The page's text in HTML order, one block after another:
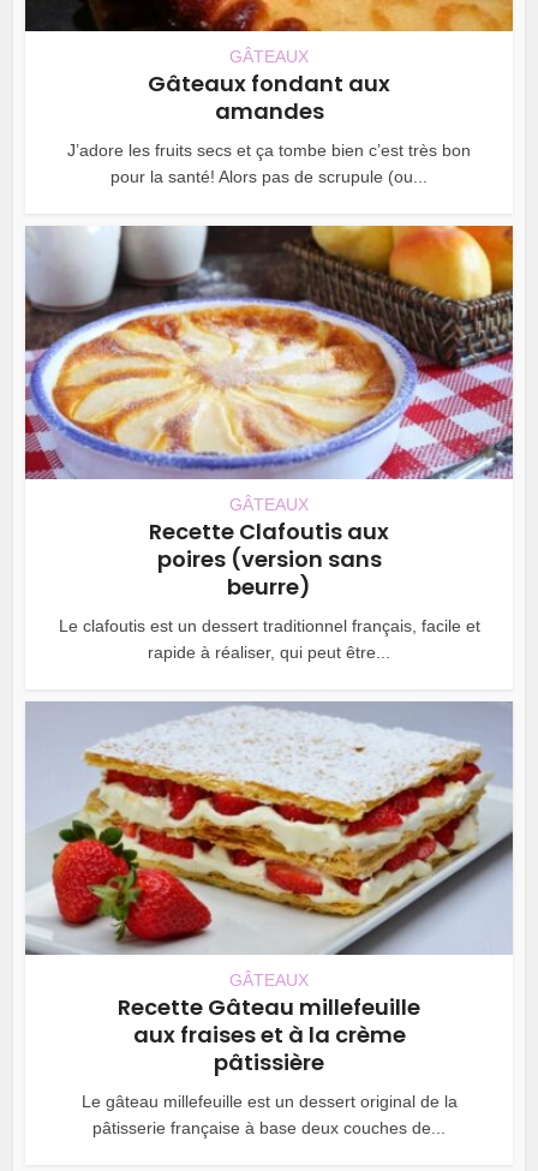
GÂTEAUX
Gâteaux fondant aux
amandes
J’adore les fruits secs et ça tombe bien c’est très bon
pour la santé! Alors pas de scrupule (ou...
GÂTEAUX
Recette Clafoutis aux
poires (version sans
beurre)
Le clafoutis est un dessert traditionnel français, facile et
rapide à réaliser, qui peut être...
GÂTEAUX
Recette Gâteau millefeuille
aux fraises et à la crème
pâtissière
Le gâteau millefeuille est un dessert original de la
pâtisserie française à base deux couches de...